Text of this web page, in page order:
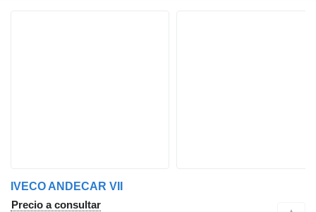
IVECO ANDECAR VII
Precio a consultar